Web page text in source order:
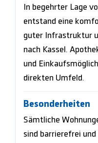
In begehrter Lage
entstand eine
guter Infrastruktur
nach Kassel.
und
direkten Umfeld.
Besonderheiten
Sämtliche
sind barrierefrei